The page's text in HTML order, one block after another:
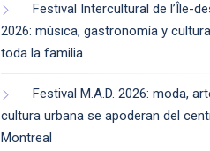
Festival Intercultural de l’Île-
2026: música, gastronomía y
toda la familia
Festival M.A.D. 2026: moda,
cultura urbana se apoderan del
Montreal